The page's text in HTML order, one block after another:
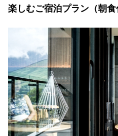
楽しむご宿泊プラン（朝食